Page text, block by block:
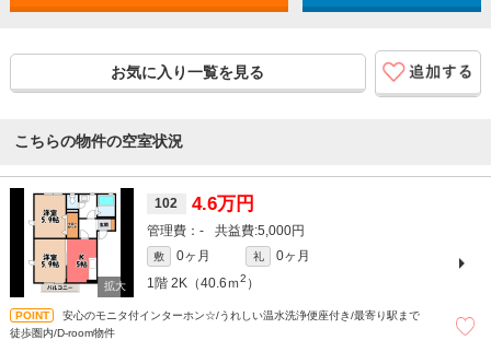
お気に入り一覧を見る
こちらの物件の空室状況
102 4.6万円
- 5,000円
敷 0ヶ月 礼
0ヶ月
1階 2K（40.6ｍ2 ）
安心のモニタ付インターホン☆/うれしい温水洗浄便座付き/最寄り駅まで
徒歩圏内/D-room物件